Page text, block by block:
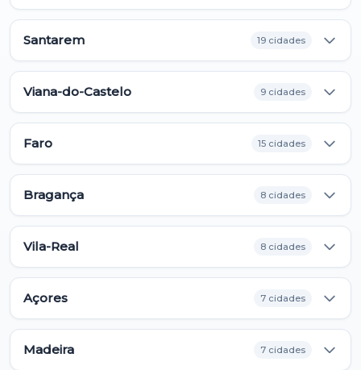
Santarem 19 cidades
Viana-do-Castelo 9 cidades
Faro 15 cidades
Bragança 8 cidades
Vila-Real 8 cidades
Açores 7 cidades
Madeira 7 cidades